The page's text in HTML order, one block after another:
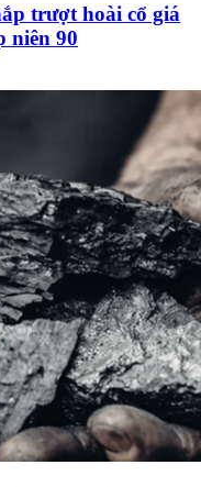
trượt hoài cổ giá
niên 90